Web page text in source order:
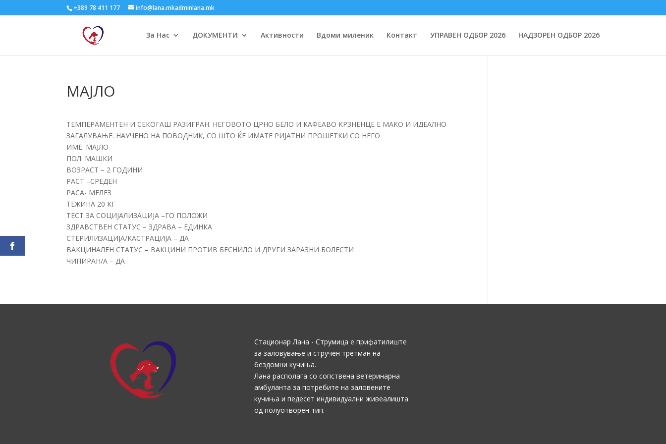
+389 78 411 177 info@lana.mkadminlana.mk
За Нас ДОКУМЕНТИ Активности Вдоми миленик Контакт УПРАВЕН ОДБОР 2026 НАДЗОРЕН ОДБОР 2026
МАЈЛО
ТЕМПЕРАМЕНТЕН И СЕКОГАШ РАЗИГРАН. НЕГОВОТО ЦРНО БЕЛО И КАФЕАВО КРЗНЕНЦЕ Е МАКО И ИДЕАЛНО
ЗАГАЛУВАЊЕ. НАУЧЕНО НА ПОВОДНИК, СО ШТО ЌЕ ИМАТЕ РИЈАТНИ ПРОШЕТКИ СО НЕГО
ИМЕ: МАЈЛО
ПОЛ: МАШКИ
ВОЗРАСТ – 2 ГОДИНИ
РАСТ –СРЕДЕН
РАСА- МЕЛЕЗ
ТЕЖИНА 20 КГ
ТЕСТ ЗА СОЦИЈАЛИЗАЦИЈА –ГО ПОЛОЖИ
ЗДРАВСТВЕН СТАТУС – ЗДРАВА – ЕДИНКА
СТЕРИЛИЗАЦИЈА/КАСТРАЦИЈА – ДА
ВАКЦИНАЛЕН СТАТУС – ВАКЦИНИ ПРОТИВ БЕСНИЛО И ДРУГИ ЗАРАЗНИ БОЛЕСТИ
ЧИПИРАН/А – ДА
Стационар Лана - Струмица е прифатилиште
за заловување и стручен третман на
бездомни кучиња.
Лана располага со сопствена ветеринарна
амбуланта за потребите на заловените
кучиња и педесет индивидуални живеалишта
од полуотворен тип.